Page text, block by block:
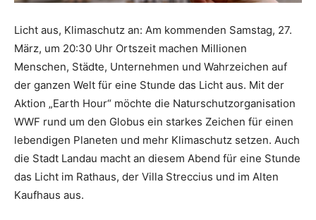
Licht aus, Klimaschutz an: Am kommenden Samstag, 27.
März, um 20:30 Uhr Ortszeit machen Millionen
Menschen, Städte, Unternehmen und Wahrzeichen auf
der ganzen Welt für eine Stunde das Licht aus. Mit der
Aktion „Earth Hour“ möchte die Naturschutzorganisation
WWF rund um den Globus ein starkes Zeichen für einen
lebendigen Planeten und mehr Klimaschutz setzen. Auch
die Stadt Landau macht an diesem Abend für eine Stunde
das Licht im Rathaus, der Villa Streccius und im Alten
Kaufhaus aus.